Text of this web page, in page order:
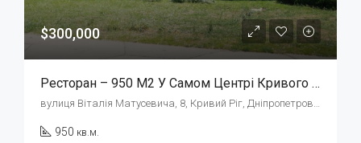
$300,000
Ресторан – 950 М2 У Самом Центрі Кривого Рогу
вулиця Віталія Матусевича, 8, Кривий Ріг, Дніпропетровська область, Украина, 50000
950 кв.м.